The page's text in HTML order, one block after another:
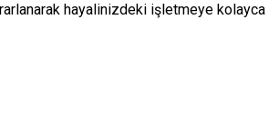
hayalinizdeki işletmeye kolayca